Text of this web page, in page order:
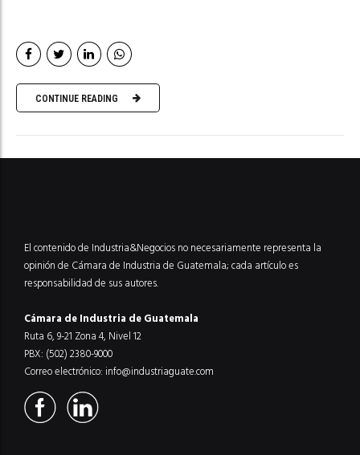
CONTINUE READING
El contenido de Industria&Negocios no necesariamente representa la
opinión de Cámara de Industria de Guatemala; cada artículo es
responsabilidad de sus autores.
Cámara de Industria de Guatemala
Ruta 6, 9-21 Zona 4, Nivel 12
PBX: (502) 2380-9000
Correo electrónico: info@industriaguate.com